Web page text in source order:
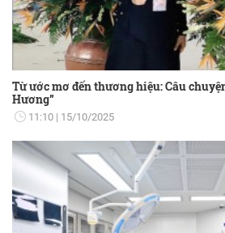
Từ ước mơ đến thương hiệu: Câu
Hương”
11:10 15/10/2025